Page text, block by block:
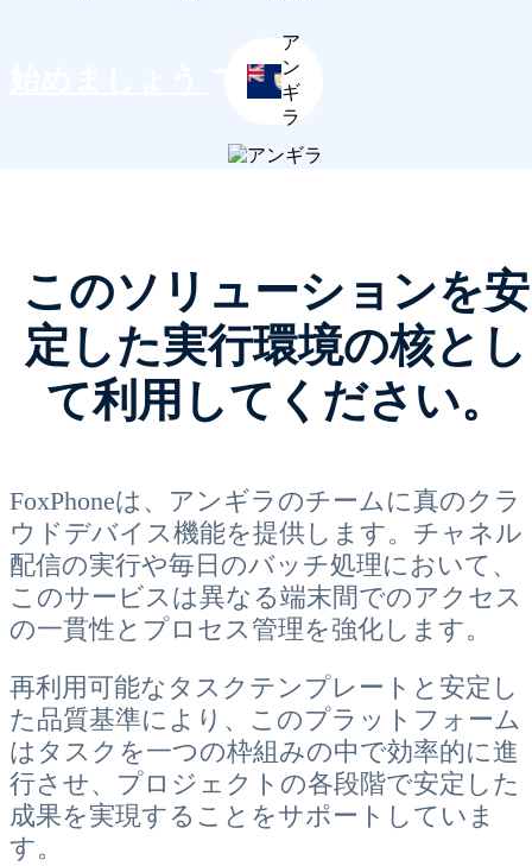
ア
ン
ギ
ラ
このソリューションを安
定した実行環境の核とし
て利用してください。
FoxPhoneは、アンギラのチームに真のクラ
ウドデバイス機能を提供します。チャネル
配信の実行や毎日のバッチ処理において、
このサービスは異なる端末間でのアクセス
の一貫性とプロセス管理を強化します。
再利用可能なタスクテンプレートと安定し
た品質基準により、このプラットフォーム
はタスクを一つの枠組みの中で効率的に進
行させ、プロジェクトの各段階で安定した
成果を実現することをサポートしていま
す。